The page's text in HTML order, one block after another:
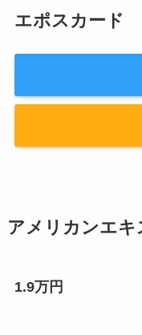
エポスカード
アメリカンエキ
1.9万円